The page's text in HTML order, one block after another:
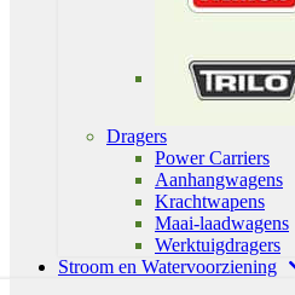
Dragers
Power Carriers
Aanhangwagens
Krachtwapens
Maai-laadwagens
Werktuigdragers
Stroom en Watervoorziening